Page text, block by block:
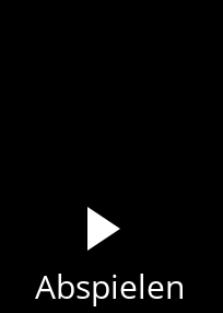
Abspielen